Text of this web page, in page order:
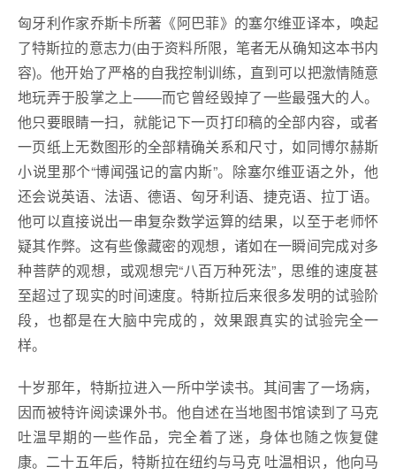
匈牙利作家乔斯卡所著《阿巴菲》的塞尔维亚译本，唤起
了特斯拉的意志力(由于资料所限，笔者无从确知这本书内
容)。他开始了严格的自我控制训练，直到可以把激情随意
地玩弄于股掌之上——而它曾经毁掉了一些最强大的人。
他只要眼睛一扫，就能记下一页打印稿的全部内容，或者
一页纸上无数图形的全部精确关系和尺寸，如同博尔赫斯
小说里那个“博闻强记的富内斯”。除塞尔维亚语之外，他
还会说英语、法语、德语、匈牙利语、捷克语、拉丁语。
他可以直接说出一串复杂数学运算的结果，以至于老师怀
疑其作弊。这有些像藏密的观想，诸如在一瞬间完成对多
种菩萨的观想，或观想完“八百万种死法”，思维的速度甚
至超过了现实的时间速度。特斯拉后来很多发明的试验阶
段，也都是在大脑中完成的，效果跟真实的试验完全一
样。
十岁那年，特斯拉进入一所中学读书。其间害了一场病，
因而被特许阅读课外书。他自述在当地图书馆读到了马克
吐温早期的一些作品，完全着了迷，身体也随之恢复健
康。二十五年后，特斯拉在纽约与马克 吐温相识，他向马